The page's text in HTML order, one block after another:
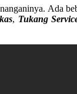
Ada
, Tukang